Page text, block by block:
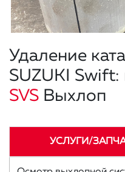
Удаление
SUZUKI Swift:
SVS Выхлоп
УСЛУГИ/